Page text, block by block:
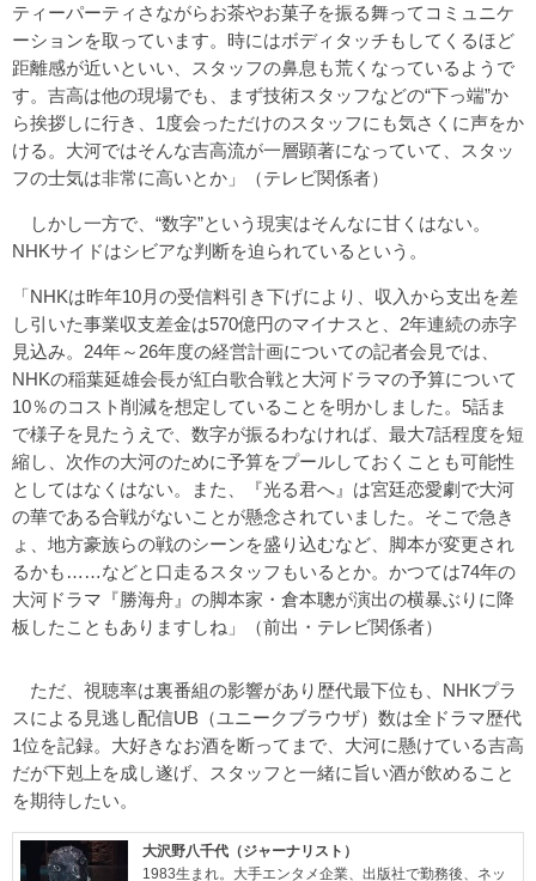
ティーパーティさながらお茶やお菓子を振る舞ってコミュニケ
ーションを取っています。時にはボディタッチもしてくるほど
距離感が近いといい、スタッフの鼻息も荒くなっているようで
す。吉高は他の現場でも、まず技術スタッフなどの“下っ端”か
ら挨拶しに行き、1度会っただけのスタッフにも気さくに声をか
ける。大河ではそんな吉高流が一層顕著になっていて、スタッ
フの士気は非常に高いとか」（テレビ関係者）
しかし一方で、“数字”という現実はそんなに甘くはない。
NHKサイドはシビアな判断を迫られているという。
「NHKは昨年10月の受信料引き下げにより、収入から支出を差
し引いた事業収支差金は570億円のマイナスと、2年連続の赤字
見込み。24年～26年度の経営計画についての記者会見では、
NHKの稲葉延雄会長が紅白歌合戦と大河ドラマの予算について
10％のコスト削減を想定していることを明かしました。5話ま
で様子を見たうえで、数字が振るわなければ、最大7話程度を短
縮し、次作の大河のために予算をプールしておくことも可能性
としてはなくはない。また、『光る君へ』は宮廷恋愛劇で大河
の華である合戦がないことが懸念されていました。そこで急き
ょ、地方豪族らの戦のシーンを盛り込むなど、脚本が変更され
るかも……などと口走るスタッフもいるとか。かつては74年の
大河ドラマ『勝海舟』の脚本家・倉本聰が演出の横暴ぶりに降
板したこともありますしね」（前出・テレビ関係者）
ただ、視聴率は裏番組の影響があり歴代最下位も、NHKプラ
スによる見逃し配信UB（ユニークブラウザ）数は全ドラマ歴代
1位を記録。大好きなお酒を断ってまで、大河に懸けている吉高
だが下剋上を成し遂げ、スタッフと一緒に旨い酒が飲めること
を期待したい。
大沢野八千代（ジャーナリスト）
1983生まれ。大手エンタメ企業、出版社で勤務後、ネッ